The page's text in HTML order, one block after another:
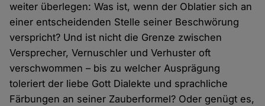
weiter überlegen: Was ist, wenn der Oblatier sich an
einer entscheidenden Stelle seiner Beschwörung
verspricht? Und ist nicht die Grenze zwischen
Versprecher, Vernuschler und Verhuster oft
verschwommen – bis zu welcher Ausprägung
toleriert der liebe Gott Dialekte und sprachliche
Färbungen an seiner Zauberformel? Oder genügt es,